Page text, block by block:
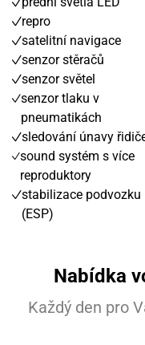
repro
satelitní navigace
senzor stěračů
senzor světel
senzor tlaku v
pneumatikách
sledování únavy
sound systém s více
reproduktory
stabilizace podvozku
(ESP)
Nabídka
Každý den pro